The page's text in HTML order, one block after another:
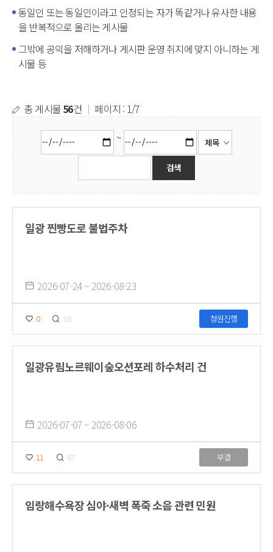
동일인 또는 동일인이라고 인정되는 자가 똑같거나 유사한 내용
을 반복적으로 올리는 게시물
그밖에 공익을 저해하거나 게시판 운영 취지에 맞지 아니하는 게
시물 등
총 게시물 56건 ｜ 페이지 : 1/7
~
일광 찐빵도로 불법주차
2026-07-24 ~ 2026-08-23
0 16 청원진행
일광유림노르웨이숲오션포레 하수처리 건
2026-07-07 ~ 2026-08-06
11 67 부결
임랑해수욕장 심야·새벽 폭죽 소음 관련 민원